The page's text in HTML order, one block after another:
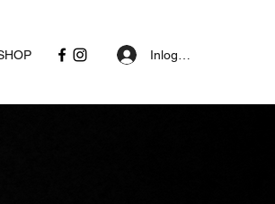
Inloggen